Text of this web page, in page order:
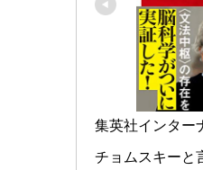
集英社インター
チョムスキーと